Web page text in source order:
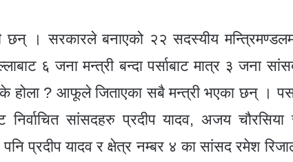
छन् । सरकारले बनाएको २२ सदस्यीय
६ जना मन्त्री बन्दा पर्साबाट मात्र ३ जना
होला ? आफूले जिताएका सबै मन्त्री भएका छन् ।
सांसदहरु प्रदीप यादव, अजय चौरसिया
प्रदीप यादव र क्षेत्र नम्बर ४ का सांसद रमेश